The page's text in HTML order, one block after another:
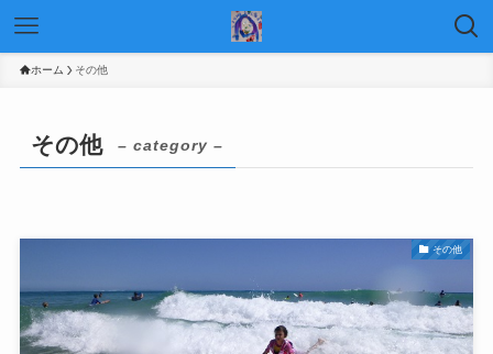
ホーム その他
その他 – category –
その他